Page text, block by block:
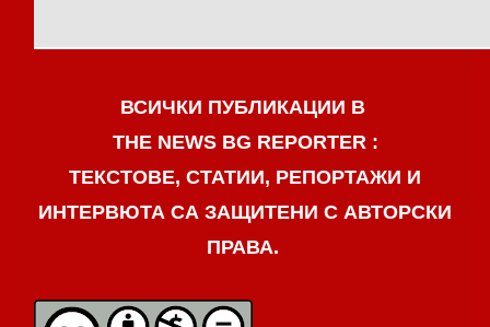
ВСИЧКИ ПУБЛИКАЦИИ В
THE NEWS BG REPORTER :
ТЕКСТОВЕ, СТАТИИ, РЕПОРТАЖИ И
ИНТЕРВЮТА СА ЗАЩИТЕНИ С АВТОРСКИ
ПРАВА.